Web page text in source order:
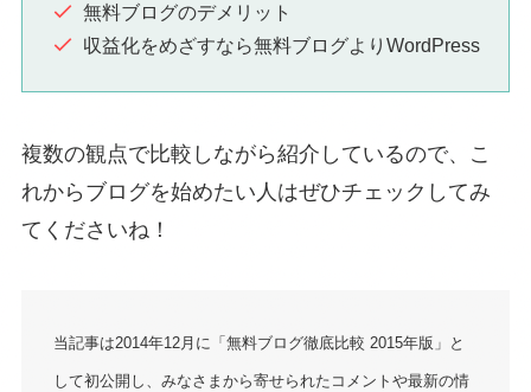
無料ブログのデメリット
収益化をめざすなら無料ブログよりWordPress
複数の観点で比較しながら紹介しているので、こ
れからブログを始めたい人はぜひチェックしてみ
てくださいね！
当記事は2014年12月に「無料ブログ徹底比較 2015年版」と
して初公開し、みなさまから寄せられたコメントや最新の情